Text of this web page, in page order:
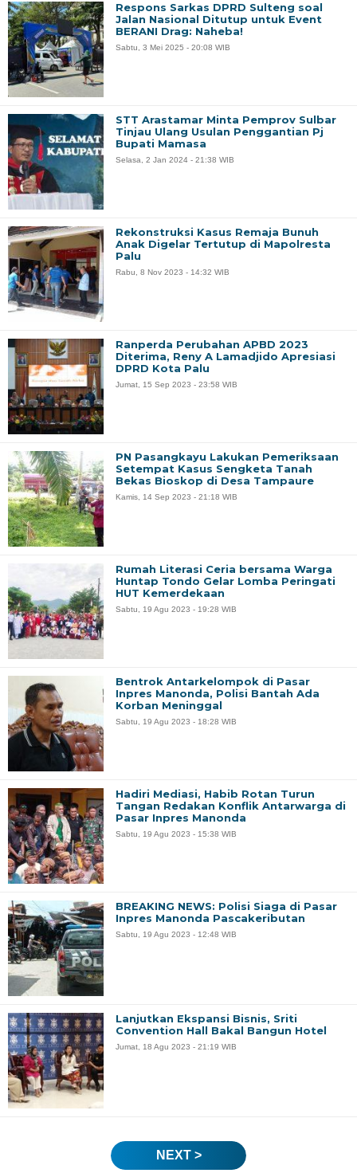
Respons Sarkas DPRD Sulteng soal
Jalan Nasional Ditutup untuk Event
BERANI Drag: Naheba!
Sabtu, 3 Mei 2025 - 20:08 WIB
STT Arastamar Minta Pemprov Sulbar
Tinjau Ulang Usulan Penggantian Pj
Bupati Mamasa
Selasa, 2 Jan 2024 - 21:38 WIB
Rekonstruksi Kasus Remaja Bunuh
Anak Digelar Tertutup di Mapolresta
Palu
Rabu, 8 Nov 2023 - 14:32 WIB
Ranperda Perubahan APBD 2023
Diterima, Reny A Lamadjido Apresiasi
DPRD Kota Palu
Jumat, 15 Sep 2023 - 23:58 WIB
PN Pasangkayu Lakukan Pemeriksaan
Setempat Kasus Sengketa Tanah
Bekas Bioskop di Desa Tampaure
Kamis, 14 Sep 2023 - 21:18 WIB
Rumah Literasi Ceria bersama Warga
Huntap Tondo Gelar Lomba Peringati
HUT Kemerdekaan
Sabtu, 19 Agu 2023 - 19:28 WIB
Bentrok Antarkelompok di Pasar
Inpres Manonda, Polisi Bantah Ada
Korban Meninggal
Sabtu, 19 Agu 2023 - 18:28 WIB
Hadiri Mediasi, Habib Rotan Turun
Tangan Redakan Konflik Antarwarga di
Pasar Inpres Manonda
Sabtu, 19 Agu 2023 - 15:38 WIB
BREAKING NEWS: Polisi Siaga di Pasar
Inpres Manonda Pascakeributan
Sabtu, 19 Agu 2023 - 12:48 WIB
Lanjutkan Ekspansi Bisnis, Sriti
Convention Hall Bakal Bangun Hotel
Jumat, 18 Agu 2023 - 21:19 WIB
NEXT >